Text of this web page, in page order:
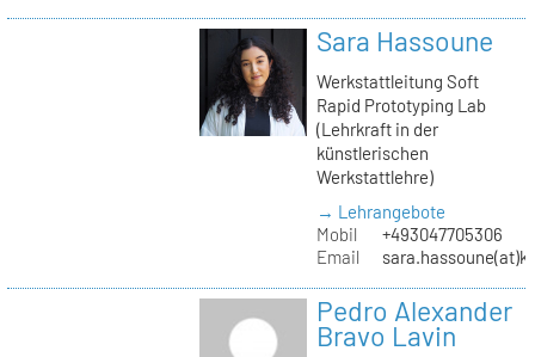
Sara Hassoune
Werkstattleitung Soft
Rapid Prototyping Lab
(Lehrkraft in der
künstlerischen
Werkstattlehre)
→ Lehrangebote
Mobil
+493047705306
Email
Pedro Alexander
Bravo Lavin